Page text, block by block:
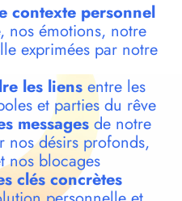
contexte personnel
nos émotions, notre
exprimées par notre
les liensentre les
et parties du rêve
messagesde notre
nos désirs profonds,
nos blocages
clés concrètes